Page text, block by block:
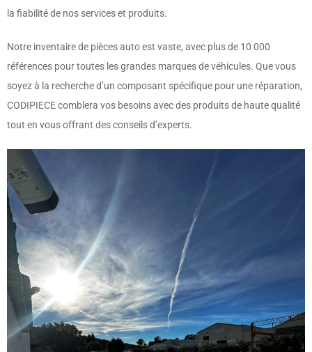
la fiabilité de nos services et produits.
Notre inventaire de pièces auto est vaste, avec plus de 10 000
références pour toutes les grandes marques de véhicules. Que vous
soyez à la recherche d’un composant spécifique pour une réparation,
CODIPIECE comblera vos besoins avec des produits de haute qualité
tout en vous offrant des conseils d’experts.